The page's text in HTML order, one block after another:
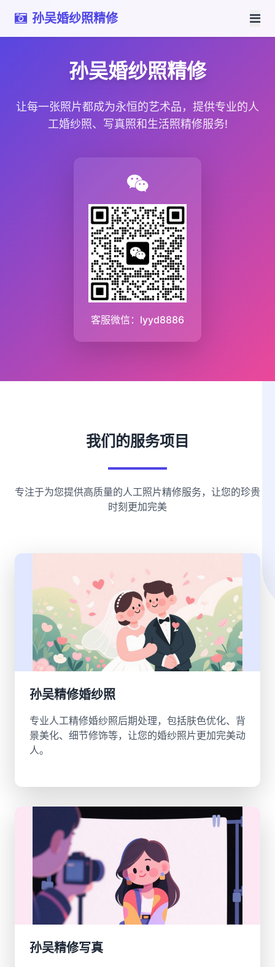
孙吴婚纱照精修
孙吴婚纱照精修
让每一张照片都成为永恒的艺术品，提供专业的人
工婚纱照、写真照和生活照精修服务!
客服微信：lyyd8886
我们的服务项目
专注于为您提供高质量的人工照片精修服务，让您的珍贵
时刻更加完美
孙吴精修婚纱照
专业人工精修婚纱照后期处理，包括肤色优化、背
景美化、细节修饰等，让您的婚纱照片更加完美动
人。
孙吴精修写真